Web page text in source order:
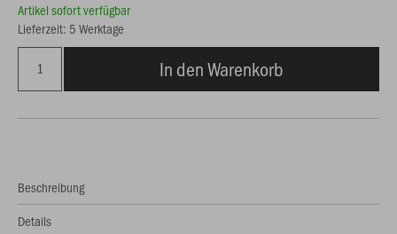
Artikel sofort verfügbar
Lieferzeit: 5 Werktage
In den Warenkorb
Beschreibung
Details